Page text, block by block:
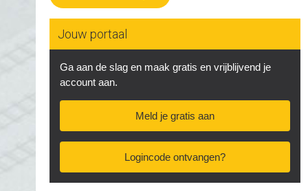
Jouw portaal
Ga aan de slag en maak gratis en vrijblijvend je
account aan.
Meld je gratis aan
Logincode ontvangen?